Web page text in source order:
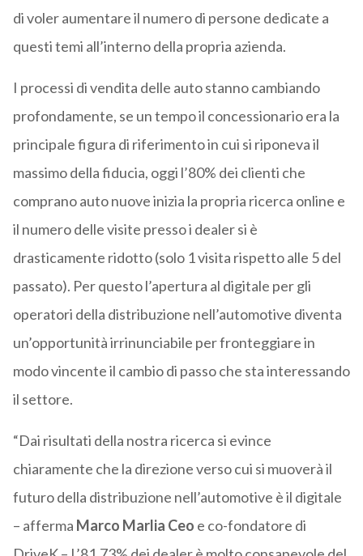
di voler aumentare il numero di persone dedicate a
questi temi all’interno della propria azienda.
I processi di vendita delle auto stanno cambiando
profondamente, se un tempo il concessionario era la
principale figura di riferimento in cui si riponeva il
massimo della fiducia, oggi l’80% dei clienti che
comprano auto nuove inizia la propria ricerca online e
il numero delle visite presso i dealer si è
drasticamente ridotto (solo 1 visita rispetto alle 5 del
passato). Per questo l’apertura al digitale per gli
operatori della distribuzione nell’automotive diventa
un’opportunità irrinunciabile per fronteggiare in
modo vincente il cambio di passo che sta interessando
il settore.
“Dai risultati della nostra ricerca si evince
chiaramente che la direzione verso cui si muoverà il
futuro della distribuzione nell’automotive è il digitale
– afferma Marco Marlia Ceo e co-fondatore di